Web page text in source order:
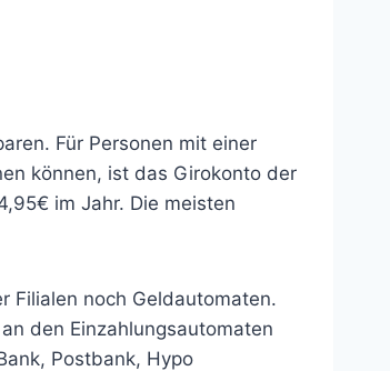
Für Personen mit einer
können, ist das Girokonto der
im Jahr. Die meisten
Filialen noch Geldautomaten.
den Einzahlungsautomaten
Postbank, Hypo